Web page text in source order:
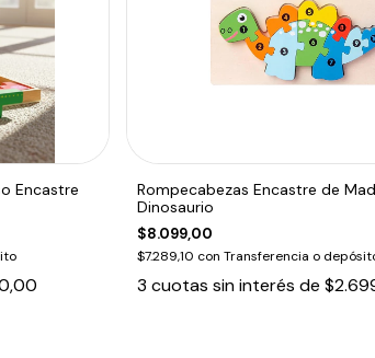
Encastre
Rompecabezas Encastre de
Dinosaurio
$8.099,00
$7.289,10 con Transferencia o
3 cuotas sin interés de